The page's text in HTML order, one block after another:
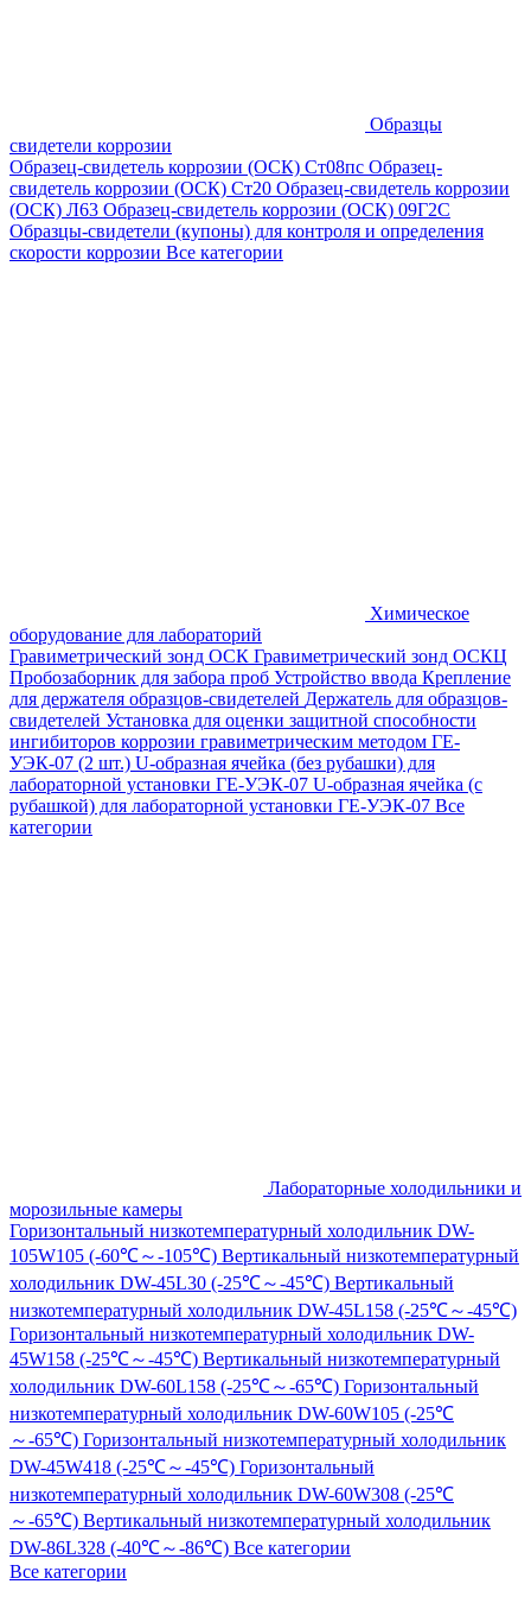
Образцы
свидетели коррозии
Образец-свидетель коррозии (ОСК) Ст08пс Образец-
свидетель коррозии (ОСК) Ст20 Образец-свидетель коррозии
(ОСК) Л63 Образец-свидетель коррозии (ОСК) 09Г2С
Образцы-свидетели (купоны) для контроля и определения
скорости коррозии Все категории
Химическое
оборудование для лабораторий
Гравиметрический зонд ОСК Гравиметрический зонд ОСКЦ
Пробозаборник для забора проб Устройство ввода Крепление
для держателя образцов-свидетелей Держатель для образцов-
свидетелей Установка для оценки защитной способности
ингибиторов коррозии гравиметрическим методом ГЕ-
УЭК-07 (2 шт.) U-образная ячейка (без рубашки) для
лабораторной установки ГЕ-УЭК-07 U-образная ячейка (с
рубашкой) для лабораторной установки ГЕ-УЭК-07 Все
категории
Лабораторные холодильники и
морозильные камеры
Горизонтальный низкотемпературный холодильник DW-
105W105 (-60℃～-105℃) Вертикальный низкотемпературный
холодильник DW-45L30 (-25℃～-45℃) Вертикальный
низкотемпературный холодильник DW-45L158 (-25℃～-45℃)
Горизонтальный низкотемпературный холодильник DW-
45W158 (-25℃～-45℃) Вертикальный низкотемпературный
холодильник DW-60L158 (-25℃～-65℃) Горизонтальный
низкотемпературный холодильник DW-60W105 (-25℃
～-65℃) Горизонтальный низкотемпературный холодильник
DW-45W418 (-25℃～-45℃) Горизонтальный
низкотемпературный холодильник DW-60W308 (-25℃
～-65℃) Вертикальный низкотемпературный холодильник
DW-86L328 (-40℃～-86℃) Все категории
Все категории